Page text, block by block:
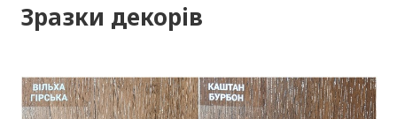
Зразки декорів